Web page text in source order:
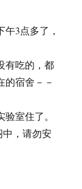
3点多了，
有吃的，都
的宿舍－－
室住了。
中，请勿安